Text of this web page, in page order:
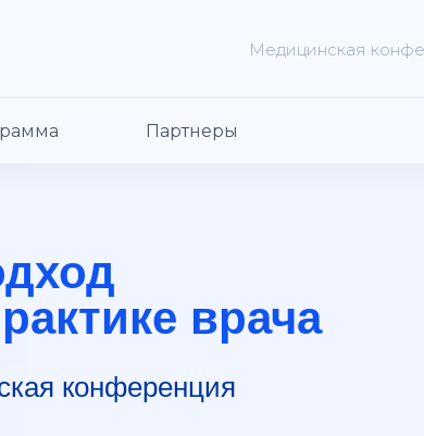
Медицинская
Партнеры
врача
конференция